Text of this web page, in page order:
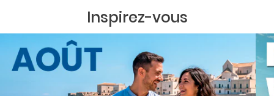
Inspirez-vous